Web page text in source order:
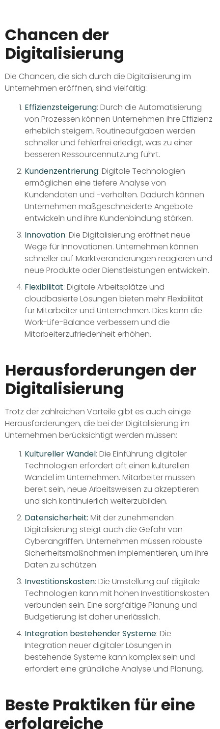
Chancen der
Digitalisierung
Die Chancen, die sich durch die Digitalisierung im
Unternehmen eröffnen, sind vielfältig:
Effizienzsteigerung: Durch die Automatisierung
von Prozessen können Unternehmen ihre Effizienz
erheblich steigern. Routineaufgaben werden
schneller und fehlerfrei erledigt, was zu einer
besseren Ressourcennutzung führt.
Kundenzentrierung: Digitale Technologien
ermöglichen eine tiefere Analyse von
Kundendaten und -verhalten. Dadurch können
Unternehmen maßgeschneiderte Angebote
entwickeln und ihre Kundenbindung stärken.
Innovation: Die Digitalisierung eröffnet neue
Wege für Innovationen. Unternehmen können
schneller auf Marktveränderungen reagieren und
neue Produkte oder Dienstleistungen entwickeln.
Flexibilität: Digitale Arbeitsplätze und
cloudbasierte Lösungen bieten mehr Flexibilität
für Mitarbeiter und Unternehmen. Dies kann die
Work-Life-Balance verbessern und die
Mitarbeiterzufriedenheit erhöhen.
Herausforderungen der
Digitalisierung
Trotz der zahlreichen Vorteile gibt es auch einige
Herausforderungen, die bei der Digitalisierung im
Unternehmen berücksichtigt werden müssen:
Kultureller Wandel: Die Einführung digitaler
Technologien erfordert oft einen kulturellen
Wandel im Unternehmen. Mitarbeiter müssen
bereit sein, neue Arbeitsweisen zu akzeptieren
und sich kontinuierlich weiterzubilden.
Datensicherheit: Mit der zunehmenden
Digitalisierung steigt auch die Gefahr von
Cyberangriffen. Unternehmen müssen robuste
Sicherheitsmaßnahmen implementieren, um ihre
Daten zu schützen.
Investitionskosten: Die Umstellung auf digitale
Technologien kann mit hohen Investitionskosten
verbunden sein. Eine sorgfältige Planung und
Budgetierung ist daher unerlässlich.
Integration bestehender Systeme: Die
Integration neuer digitaler Lösungen in
bestehende Systeme kann komplex sein und
erfordert eine gründliche Analyse und Planung.
Beste Praktiken für eine
erfolgreiche